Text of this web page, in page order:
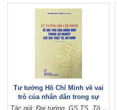
Tư tưởng Hồ Chí Minh về vai
trò của nhân dân trong sự
nghiệp giữ gìn trật tự, an ninhTác giả: Đại tướng, GS.TS. Tô Lâm (Chủ biên)